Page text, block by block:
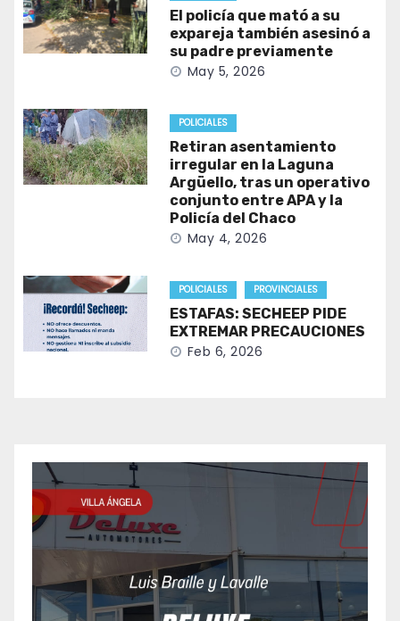
El policía que mató a su
expareja también asesinó a
su padre previamente
May 5, 2026
POLICIALES
Retiran asentamiento
irregular en la Laguna
Argüello, tras un operativo
conjunto entre APA y la
Policía del Chaco
May 4, 2026
POLICIALES PROVINCIALES
ESTAFAS: SECHEEP PIDE
EXTREMAR PRECAUCIONES
Feb 6, 2026